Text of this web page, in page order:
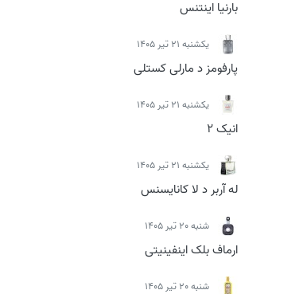
بارنیا اینتنس
يكشنبه 21 تیر 1405
پارفومز د مارلی کستلی
يكشنبه 21 تیر 1405
انیک 2
يكشنبه 21 تیر 1405
له آربر د لا کانایسنس
شنبه 20 تیر 1405
ارماف بلک اینفینیتی
شنبه 20 تیر 1405